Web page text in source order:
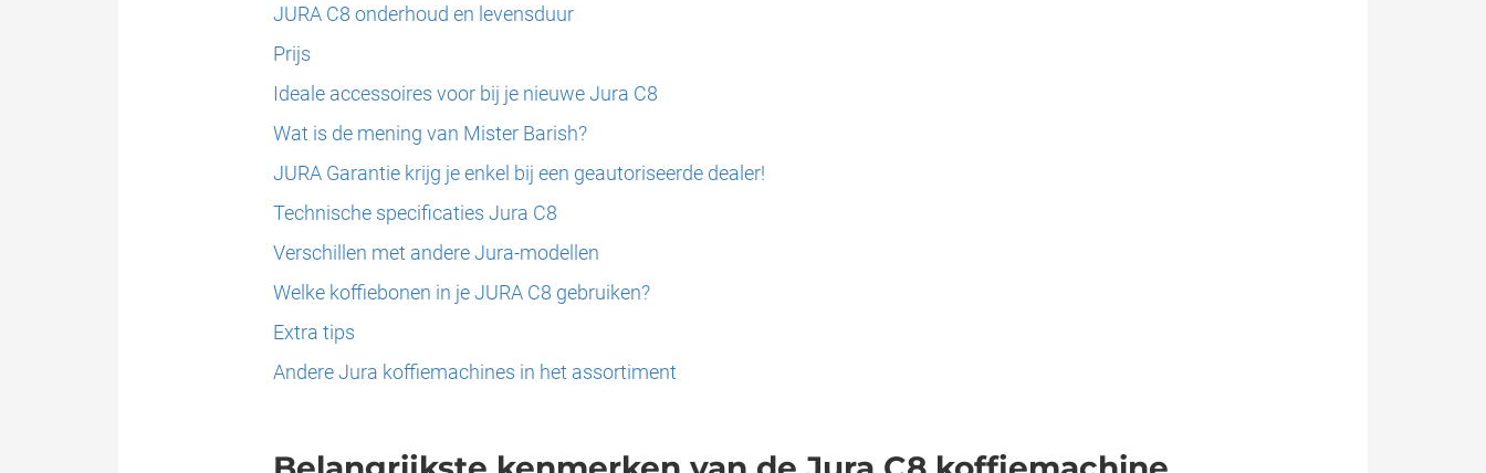
JURA C8 onderhoud en levensduur
Prijs
Ideale accessoires voor bij je nieuwe Jura C8
Wat is de mening van Mister Barish?
JURA Garantie krijg je enkel bij een geautoriseerde dealer!
Technische specificaties Jura C8
Verschillen met andere Jura-modellen
Welke koffiebonen in je JURA C8 gebruiken?
Extra tips
Andere Jura koffiemachines in het assortiment